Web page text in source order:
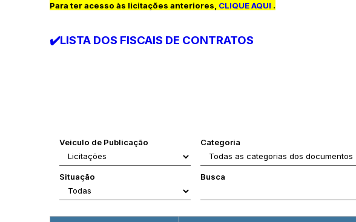
Para ter acesso às licitações anteriores, CLIQUE AQUI .
✔️LISTA DOS FISCAIS DE CONTRATOS
Veiculo de Publicação Categoria
Situação
Busca